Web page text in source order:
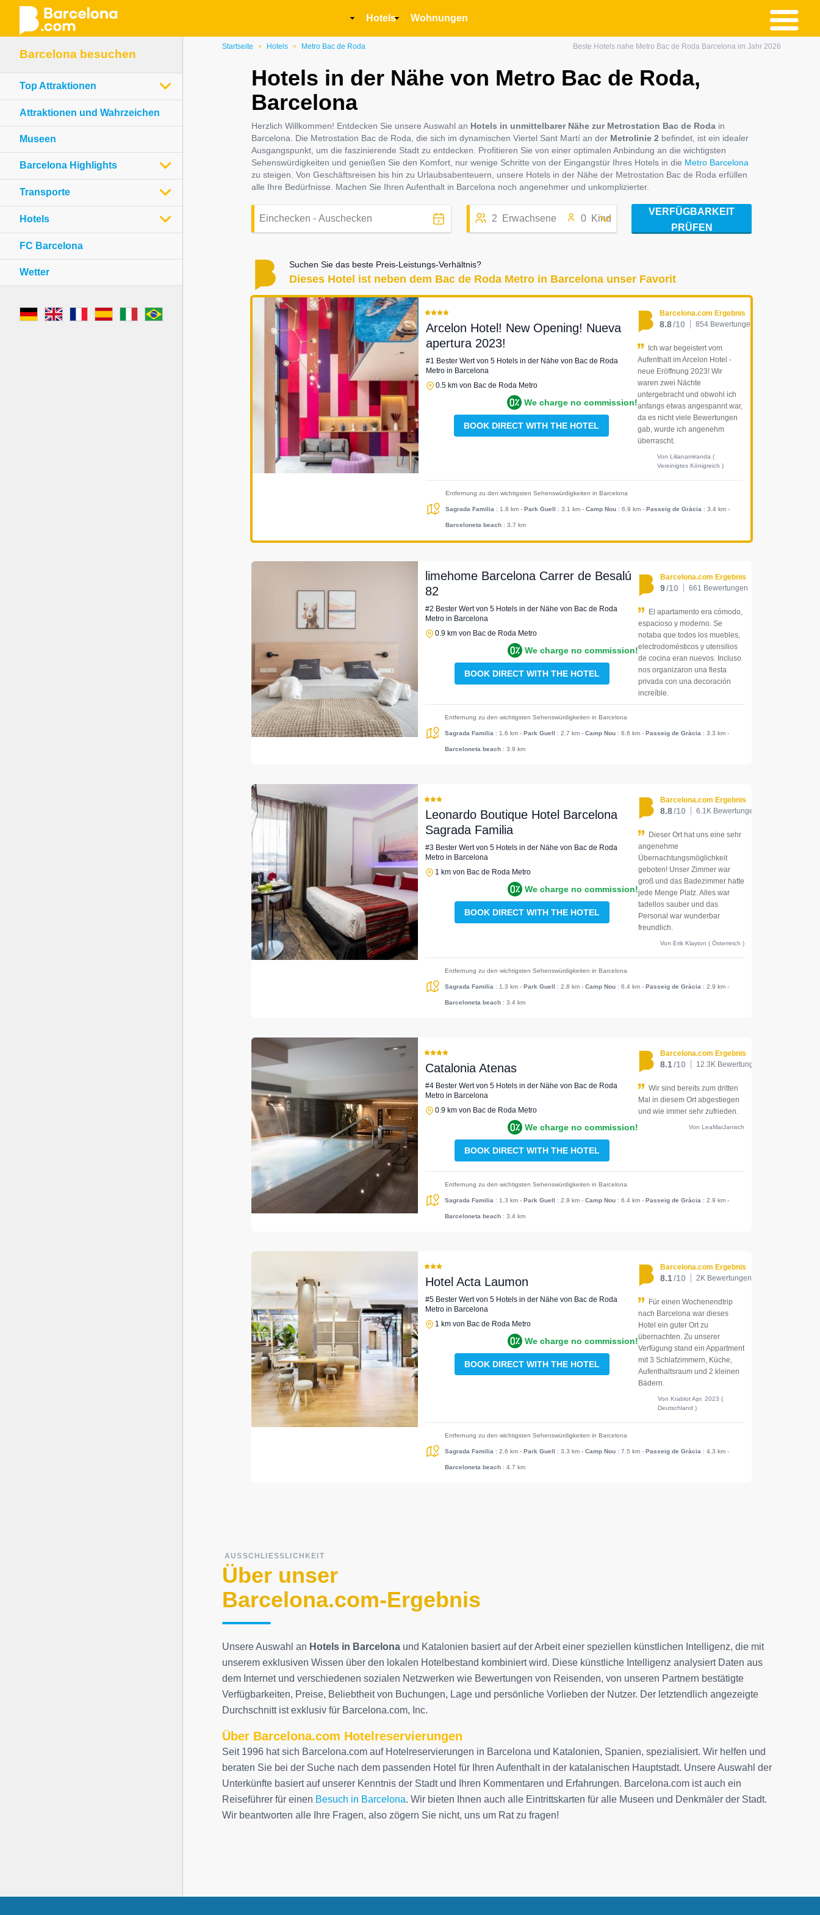
Inhalt
Startseite » Hotels » Metro Bac de Roda Beste Hotels nahe Metro Bac de Roda Barcelona im Jahr 2026
Hotels in der Nähe von Metro Bac de Roda,
Barcelona
Herzlich Willkommen! Entdecken Sie unsere Auswahl an Hotels in unmittelbarer Nähe zur Metrostation Bac de Roda in
Barcelona. Die Metrostation Bac de Roda, die sich im dynamischen Viertel Sant Martí an der Metrolinie 2 befindet, ist ein idealer
Ausgangspunkt, um die faszinierende Stadt zu entdecken. Profitieren Sie von einer optimalen Anbindung an die wichtigsten
Sehenswürdigkeiten und genießen Sie den Komfort, nur wenige Schritte von der Eingangstür Ihres Hotels in die Metro Barcelona
zu steigen. Von Geschäftsreisen bis hin zu Urlaubsabenteuern, unsere Hotels in der Nähe der Metrostation Bac de Roda erfüllen
alle Ihre Bedürfnisse. Machen Sie Ihren Aufenthalt in Barcelona noch angenehmer und unkomplizierter.
2 Erwachsene 0 Kind
VERFÜGBARKEIT
PRÜFEN
Suchen Sie das beste Preis-Leistungs-Verhältnis?
Dieses Hotel ist neben dem Bac de Roda Metro in Barcelona unser Favorit
Arcelon Hotel! New Opening! Nueva
apertura 2023!
#1 Bester Wert von 5 Hotels in der Nähe von Bac de Roda
Metro in Barcelona
0.5 km von Bac de Roda Metro
We charge no commission!
BOOK DIRECT WITH THE HOTEL
Barcelona.com Ergebnis
8.8/10 854 Bewertungen
Ich war begeistert vom
Aufenthalt im Arcelon Hotel -
neue Eröffnung 2023! Wir
waren zwei Nächte
untergebracht und obwohl ich
anfangs etwas angespannt war,
da es nicht viele Bewertungen
gab, wurde ich angenehm
überrascht.
Von Lilianamiranda (
Vereinigtes Königreich )
Entfernung zu den wichtigsten Sehenswürdigkeiten in Barcelona
Sagrada Familia : 1.8 km - Park Guell : 3.1 km - Camp Nou: 6.9 km - Passeig de Gràcia : 3.4 km -
Barceloneta beach: 3.7 km
limehome Barcelona Carrer de Besalú
82
#2 Bester Wert von 5 Hotels in der Nähe von Bac de Roda
Metro in Barcelona
0.9 km von Bac de Roda Metro
We charge no commission!
BOOK DIRECT WITH THE HOTEL
Barcelona.com Ergebnis
9/10 661 Bewertungen
El apartamento era cómodo,
espacioso y moderno. Se
notaba que todos los muebles,
electrodomésticos y utensilios
de cocina eran nuevos. Incluso
nos organizaron una fiesta
privada con una decoración
increíble.
Entfernung zu den wichtigsten Sehenswürdigkeiten in Barcelona
Sagrada Familia : 1.6 km-Park Guell : 2.7 km-Camp Nou : 6.6 km-Passeig de Gràcia : 3.3 km-
Barceloneta beach : 3.9 km
Leonardo Boutique Hotel Barcelona
Sagrada Familia
#3 Bester Wert von 5 Hotels in der Nähe von Bac de Roda
Metro in Barcelona
1 km von Bac de Roda Metro
We charge no commission!
BOOK DIRECT WITH THE HOTEL
Barcelona.com Ergebnis
8.8/10 6.1K Bewertungen
Dieser Ort hat uns eine sehr
angenehme
Übernachtungsmöglichkeit
geboten! Unser Zimmer war
groß und das Badezimmer hatte
jede Menge Platz. Alles war
tadellos sauber und das
Personal war wunderbar
freundlich.
Von Erik Klayton ( Österreich )
Entfernung zu den wichtigsten Sehenswürdigkeiten in Barcelona
Sagrada Familia : 1.3 km-Park Guell : 2.8 km-Camp Nou : 6.4 km-Passeig de Gràcia : 2.9 km-
Barceloneta beach : 3.4 km
Catalonia Atenas
#4 Bester Wert von 5 Hotels in der Nähe von Bac de Roda
Metro in Barcelona
0.9 km von Bac de Roda Metro
We charge no commission!
BOOK DIRECT WITH THE HOTEL
Barcelona.com Ergebnis
8.1/10 12.3K Bewertungen
Wir sind bereits zum dritten
Mal in diesem Ort abgestiegen
und wie immer sehr zufrieden.
Von LeaMarJanisch
Entfernung zu den wichtigsten Sehenswürdigkeiten in Barcelona
Sagrada Familia : 1.3 km-Park Guell : 2.9 km-Camp Nou : 6.4 km-Passeig de Gràcia : 2.9 km-
Barceloneta beach : 3.4 km
Hotel Acta Laumon
#5 Bester Wert von 5 Hotels in der Nähe von Bac de Roda
Metro in Barcelona
1 km von Bac de Roda Metro
We charge no commission!
BOOK DIRECT WITH THE HOTEL
Barcelona.com Ergebnis
8.1/10 2K Bewertungen
Für einen Wochenendtrip
nach Barcelona war dieses
Hotel ein guter Ort zu
übernachten. Zu unserer
Verfügung stand ein Appartment
mit 3 Schlafzimmern, Küche,
Aufenthaltsraum und 2 kleinen
Bädern.
Von Krablot Apr. 2023 (
Deutschland )
Entfernung zu den wichtigsten Sehenswürdigkeiten in Barcelona
Sagrada Familia : 2.6 km-Park Guell : 3.3 km-Camp Nou : 7.5 km-Passeig de Gràcia : 4.3 km-
Barceloneta beach : 4.7 km
AUSSCHLIESSLICHKEIT
Über unser
Barcelona.com-Ergebnis
Unsere Auswahl an Hotels in Barcelona und Katalonien basiert auf der Arbeit einer speziellen künstlichen Intelligenz, die mit
unserem exklusiven Wissen über den lokalen Hotelbestand kombiniert wird. Diese künstliche Intelligenz analysiert Daten aus
dem Internet und verschiedenen sozialen Netzwerken wie Bewertungen von Reisenden, von unseren Partnern bestätigte
Verfügbarkeiten, Preise, Beliebtheit von Buchungen, Lage und persönliche Vorlieben der Nutzer. Der letztendlich angezeigte
Durchschnitt ist exklusiv für Barcelona.com, Inc.
Über Barcelona.com Hotelreservierungen
Seit 1996 hat sich Barcelona.com auf Hotelreservierungen in Barcelona und Katalonien, Spanien, spezialisiert. Wir helfen und
beraten Sie bei der Suche nach dem passenden Hotel für Ihren Aufenthalt in der katalanischen Hauptstadt. Unsere Auswahl der
Unterkünfte basiert auf unserer Kenntnis der Stadt und Ihren Kommentaren und Erfahrungen. Barcelona.com ist auch ein
Reiseführer für einen Besuch in Barcelona. Wir bieten Ihnen auch alle Eintrittskarten für alle Museen und Denkmäler der Stadt.
Wir beantworten alle Ihre Fragen, also zögern Sie nicht, uns um Rat zu fragen!
MainHotels Wohnungen
Barcelona besuchen
Top Attraktionen
Attraktionen und Wahrzeichen
Museen
Barcelona Highlights
Transporte
Hotels
FC Barcelona
Wetter